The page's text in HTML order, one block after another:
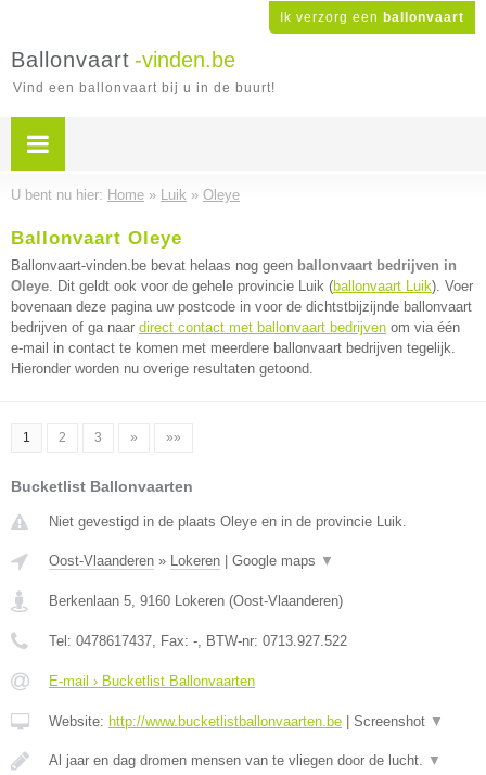
Ik verzorg een ballonvaart
Ballonvaart -vinden.be
Vind een ballonvaart bij u in de buurt!
U bent nu hier: Home » Luik » Oleye
Ballonvaart Oleye
Ballonvaart-vinden.be bevat helaas nog geen ballonvaart bedrijven in
Oleye. Dit geldt ook voor de gehele provincie Luik (ballonvaart Luik). Voer
bovenaan deze pagina uw postcode in voor de dichtstbijzijnde ballonvaart
bedrijven of ga naar direct contact met ballonvaart bedrijven om via één
e-mail in contact te komen met meerdere ballonvaart bedrijven tegelijk.
Hieronder worden nu overige resultaten getoond.
1 2 3 » »»
Bucketlist Ballonvaarten
Niet gevestigd in de plaats Oleye en in de provincie Luik.
Oost-Vlaanderen » Lokeren Google maps ▼
Berkenlaan 5, 9160 Lokeren (Oost-Vlaanderen)
Tel: 0478617437, Fax: -, BTW-nr: 0713.927.522
E-mail › Bucketlist Ballonvaarten
Website: http://www.bucketlistballonvaarten.be Screenshot ▼
Al jaar en dag dromen mensen van te vliegen door de lucht. ▼